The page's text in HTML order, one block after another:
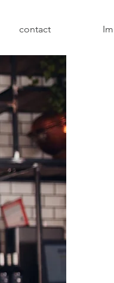
contact